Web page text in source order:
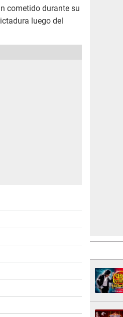
cometido durante su
luego del